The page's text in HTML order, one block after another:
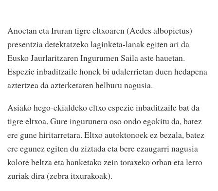
Anoetan eta Iruran tigre eltxoaren (Aedes albopictus)
presentzia detektatzeko laginketa-lanak egiten ari da
Eusko Jaurlaritzaren Ingurumen Saila aste hauetan.
Espezie inbaditzaile honek bi udalerrietan duen hedapena
aztertzea da azterketaren helburu nagusia.
Asiako hego-ekialdeko eltxo espezie inbaditzaile bat da
tigre eltxoa. Gure ingurunera oso ondo egokitu da, batez
ere gune hiritarretara. Eltxo autoktonoek ez bezala, batez
ere egunez egiten du ziztada eta bere ezaugarri nagusia
kolore beltza eta hanketako zein toraxeko orban eta lerro
zuriak dira (zebra itxurakoak).